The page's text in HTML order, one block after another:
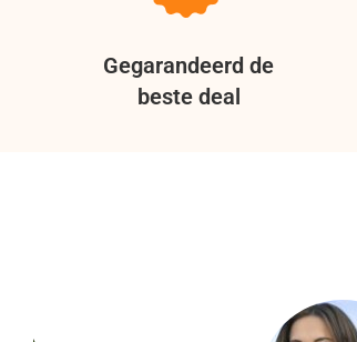
Gegarandeerd de
beste deal